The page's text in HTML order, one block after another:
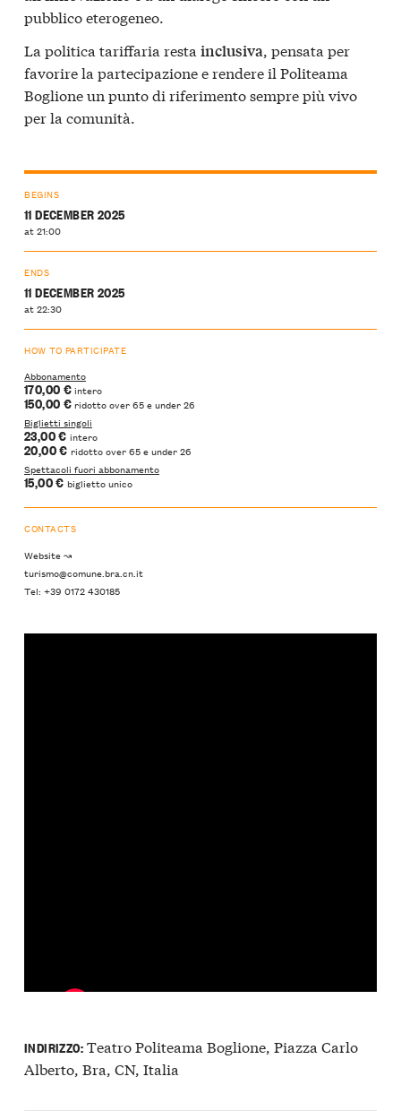
pubblico eterogeneo.
La politica tariffaria resta inclusiva, pensata per
favorire la partecipazione e rendere il Politeama
Boglione un punto di riferimento sempre più vivo
per la comunità.
BEGINS
11 DECEMBER 2025
at 21:00
ENDS
11 DECEMBER 2025
at 22:30
HOW TO PARTICIPATE
Abbonamento
170,00 €intero
150,00 €ridotto over 65 e under 26
Biglietti singoli
23,00 € intero
20,00 € ridotto over 65 e under 26
Spettacoli fuori abbonamento
15,00 € biglietto unico
CONTACTS
Website ↝
turismo@comune.bra.cn.it
Tel: +39 0172 430185
INDIRIZZO:Teatro Politeama Boglione, Piazza Carlo
Alberto, Bra, CN, Italia